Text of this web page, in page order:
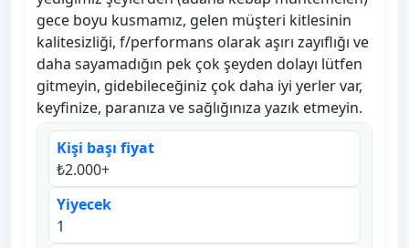
gece boyu kusmamız, gelen müşteri kitlesinin
kalitesizliği, f/performans olarak aşırı zayıflığı ve
daha sayamadığın pek çok şeyden dolayı lütfen
gitmeyin, gidebileceğiniz çok daha iyi yerler var,
keyfinize, paranıza ve sağlığınıza yazık etmeyin.
Kişi başı fiyat
₺2.000+
Yiyecek
1